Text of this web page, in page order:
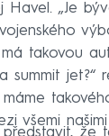
„Je
takovou
summit jet?“
všemi